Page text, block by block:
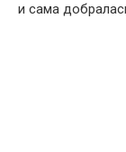
и сама